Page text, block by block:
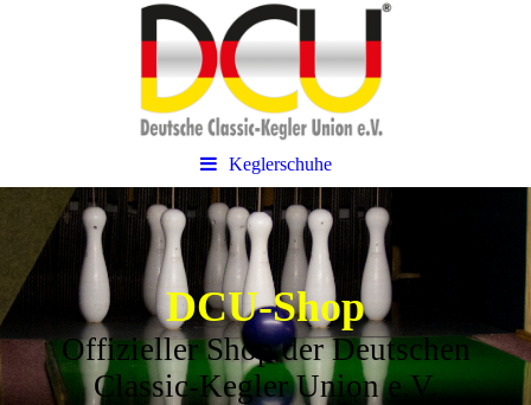
Keglerschuhe
DCU-Shop
Offizieller Shop der Deutschen
Classic-Kegler Union e.V.